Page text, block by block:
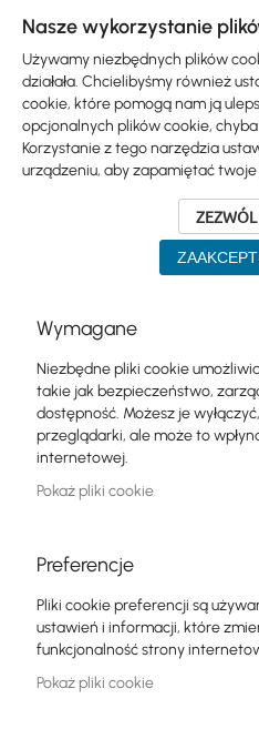
Ubiquiti Mikrotik
Szafy RACK
Skip
product
list
Ubiquiti
Mikrotik
WiFi & SOHO
Anteny
Switch
Punkty dostępowe
Kable koncentryczne
Zasilanie
Nasze wykorzystanie
Używamy niezbędnych plików
działała. Chcielibyśmy również
cookie, które pomogą nam ją
opcjonalnych plików cookie, chyba
Korzystanie z tego narzędzia
urządzeniu, aby zapamiętać
Wymagane
Niezbędne pliki cookie
takie jak bezpieczeństwo,
dostępność. Możesz je
przeglądarki, ale może to
internetowej.
Pokaż pliki cookie
Preferencje
Pliki cookie preferencji są
ustawień i informacji, które
funkcjonalność strony
Pokaż pliki cookie